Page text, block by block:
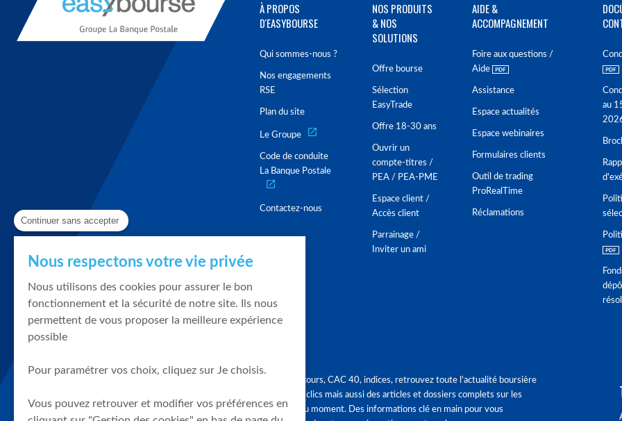
À PROPOS
D'EASYBOURSE
Qui sommes-nous ?
Nos engagements
RSE
Plan du site
Le Groupe
Code de conduite
La Banque Postale
Contactez-nous
NOS PRODUITS
& NOS
SOLUTIONS
Offre bourse
Sélection
EasyTrade
Offre 18-30 ans
Ouvrir un
compte-titres /
PEA / PEA-PME
Espace client /
Accès client
Parrainage /
Inviter un ami
AIDE &
ACCOMPAGNEMENT
Foire aux questions /
Aide
Assistance
Espace actualités
Espace webinaires
Formulaires clients
Outil de trading
ProRealTime
Réclamations
au
Graphique, cours, CAC 40, indices, retrouvez toute l'actualité boursière
en quelques clics mais aussi des articles et dossiers complets sur les
tendances du moment. Des informations clé en main pour vous
Continuer sans accepter
Nous respectons votre vie privée
Nous utilisons des cookies pour assurer le bon
fonctionnement et la sécurité de notre site. Ils nous
permettent de vous proposer la meilleure expérience
possible
Pour paramétrer vos choix, cliquez sur Je choisis.
Vous pouvez retrouver et modifier vos préférences en